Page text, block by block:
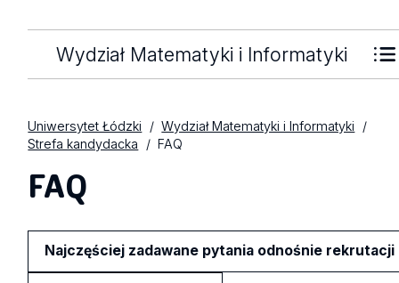
Wydział Matematyki i Informatyki
Uniwersytet Łódzki
Wydział Matematyki i Informatyki
Strefa kandydacka
FAQ
FAQ
Najczęściej zadawane pytania odnośnie rekrutacji